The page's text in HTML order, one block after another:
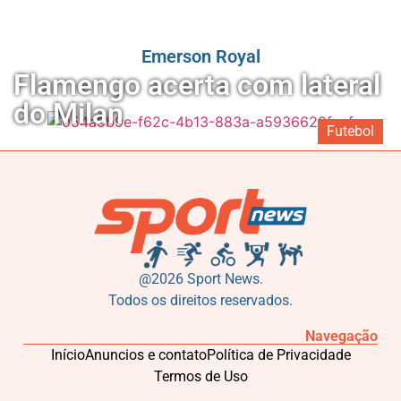
Emerson Royal
Futebol
Flamengo acerta com lateral
do Milan
@2026 Sport News.
Todos os direitos reservados.
Navegação
InícioAnuncios e contatoPolítica de Privacidade
Termos de Uso